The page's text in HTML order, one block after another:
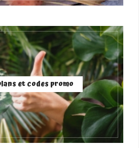
et codes promo